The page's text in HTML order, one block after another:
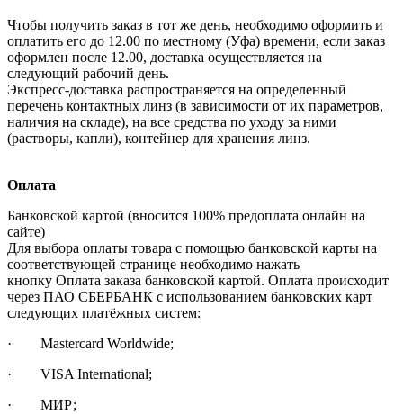
Чтобы получить заказ в тот же день, необходимо оформить и
оплатить его до 12.00 по местному (Уфа) времени, если заказ
оформлен после 12.00, доставка осуществляется на
следующий рабочий день.
Экспресс-доставка распространяется на определенный
перечень контактных линз (в зависимости от их параметров,
наличия на складе), на все средства по уходу за ними
(растворы, капли), контейнер для хранения линз.
Оплата
Банковской картой (вносится 100% предоплата онлайн на
сайте)
Для выбора оплаты товара с помощью банковской карты на
соответствующей странице необходимо нажать
кнопку Оплата заказа банковской картой. Оплата происходит
через ПАО СБЕРБАНК с использованием банковских карт
следующих платёжных систем:
· Mastercard Worldwide;
· VISA International;
· МИР;